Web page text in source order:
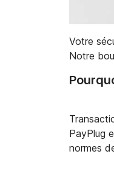
Votre
Notre
PayPlug
normes